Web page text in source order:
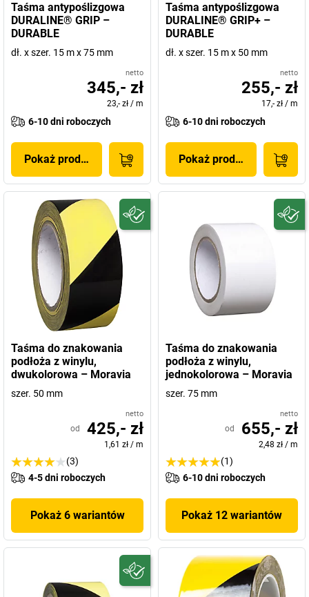
Taśma antypoślizgowa
DURALINE® GRIP –
DURABLE
dł. x szer. 15 m x 75 mm
netto
345,- zł
23,- zł / m
6-10 dni roboczych
Pokaż produkt
Taśma antypoślizgowa
DURALINE® GRIP+ –
DURABLE
dł. x szer. 15 m x 50 mm
netto
255,- zł
17,- zł / m
6-10 dni roboczych
Pokaż produkt
Taśma do znakowania
podłoża z winylu,
dwukolorowa – Moravia
szer. 50 mm
netto
od 425,- zł
1,61 zł / m
(3)
4-5 dni roboczych
Pokaż 6 wariantów
Taśma do znakowania
podłoża z winylu,
jednokolorowa – Moravia
szer. 75 mm
netto
od 655,- zł
2,48 zł / m
(1)
6-10 dni roboczych
Pokaż 12 wariantów